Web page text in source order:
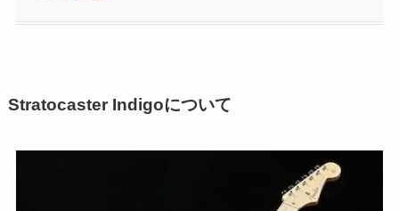
Stratocaster Indigoについて